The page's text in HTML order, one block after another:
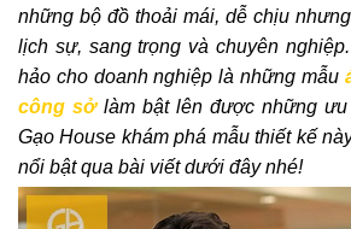
những bộ đồ thoải mái, dễ chịu
lịch sự, sang trọng và chuyên
hảo cho doanh nghiệp là những mẫu
công sởlàm bật lên được những ưu
Gạo House khám phá mẫu thiết kế
nổi bật qua bài viết dưới đây nhé!